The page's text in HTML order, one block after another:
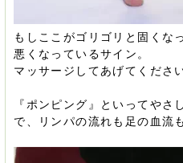
もしここがゴリゴリと固くな
悪くなっているサイン。
マッサージしてあげてくださ
『ポンピング』といってやさ
で、リンパの流れも足の血流